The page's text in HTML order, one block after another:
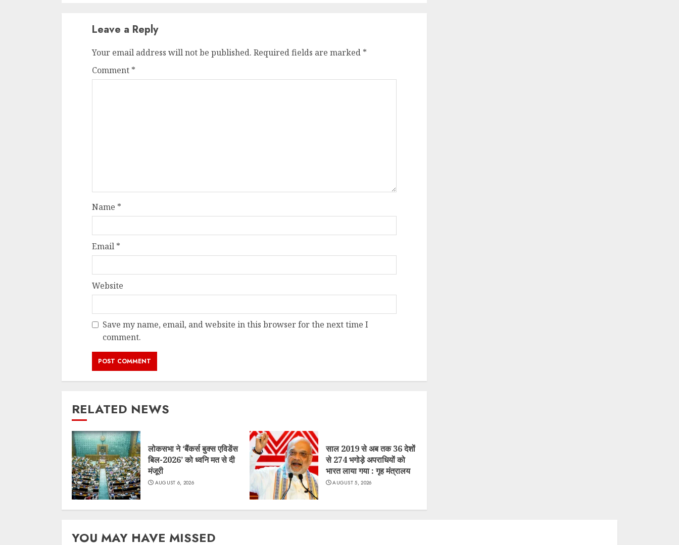
Leave a Reply
Your email address will not be published. Required fields are marked *
Comment *
Name *
Email *
Website
Save my name, email, and website in this browser for the next time I
comment.
RELATED NEWS
लोकसभा ने ‘बैंकर्स बुक्स एविडेंस
बिल-2026’ को ध्वनि मत से दी
मंजूरी
AUGUST 6, 2026
साल 2019 से अब तक 36 देशों
से 274 भगोड़े अपराधियों को
भारत लाया गया : गृह मंत्रालय
AUGUST 5, 2026
YOU MAY HAVE MISSED